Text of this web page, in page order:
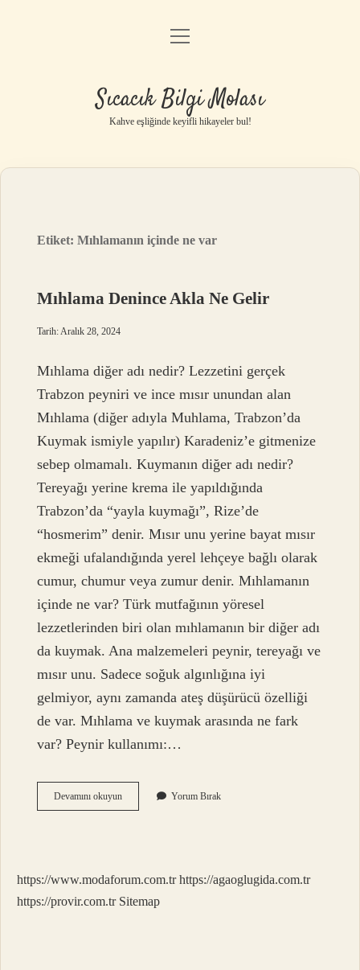
Anasayfa
Yasal Uyarı
menüyü
Sıcacık Bilgi Molası
Kahve eşliğinde keyifli hikayeler bul!
Etiket:Mıhlamanın içinde ne var
Mıhlama Denince Akla Ne Gelir
Tarih: Aralık 28, 2024
Mıhlama diğer adı nedir? Lezzetini gerçek
Trabzon peyniri ve ince mısır unundan alan
Mıhlama (diğer adıyla Muhlama, Trabzon’da
Kuymak ismiyle yapılır) Karadeniz’e gitmenize
sebep olmamalı. Kuymanın diğer adı nedir?
Tereyağı yerine krema ile yapıldığında
Trabzon’da “yayla kuymağı”, Rize’de
“hosmerim” denir. Mısır unu yerine bayat mısır
ekmeği ufalandığında yerel lehçeye bağlı olarak
cumur, chumur veya zumur denir. Mıhlamanın
içinde ne var? Türk mutfağının yöresel
lezzetlerinden biri olan mıhlamanın bir diğer adı
da kuymak. Ana malzemeleri peynir, tereyağı ve
mısır unu. Sadece soğuk algınlığına iyi
gelmiyor, aynı zamanda ateş düşürücü özelliği
de var. Mıhlama ve kuymak arasında ne fark
var? Peynir kullanımı:…
Devamını okuyunMıhlama
Denince
Yorum Bırak
https://www.modaforum.com.tr https://agaoglugida.com.tr
https://provir.com.tr Sitemap